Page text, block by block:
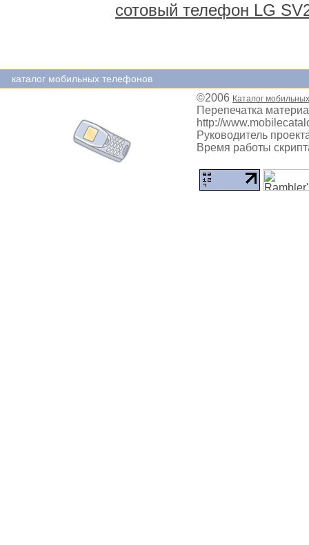
сотовый телефон LG
каталог мобильных телефонов
©2006 Каталог
Перепечатка
http://
Руководитель
Время работы